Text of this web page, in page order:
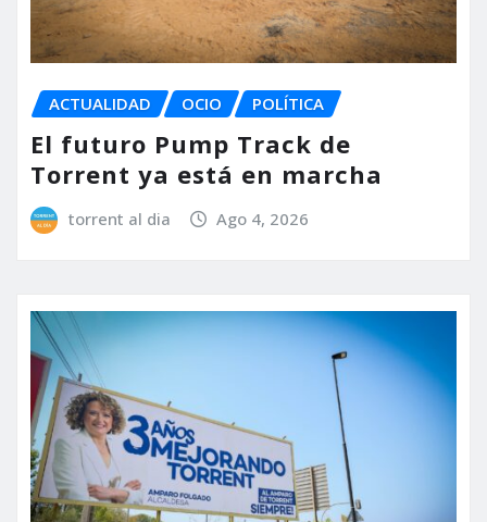
ACTUALIDAD OCIO POLÍTICA
El futuro Pump Track de
Torrent ya está en marcha
torrent al dia Ago 4, 2026